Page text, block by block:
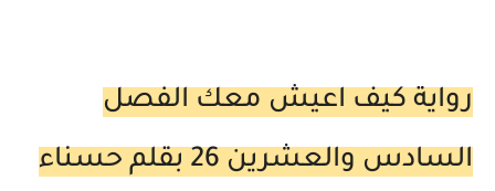
رواية كيف اعيش معك الفصل
السادس والعشرين 26 بقلم حسناء